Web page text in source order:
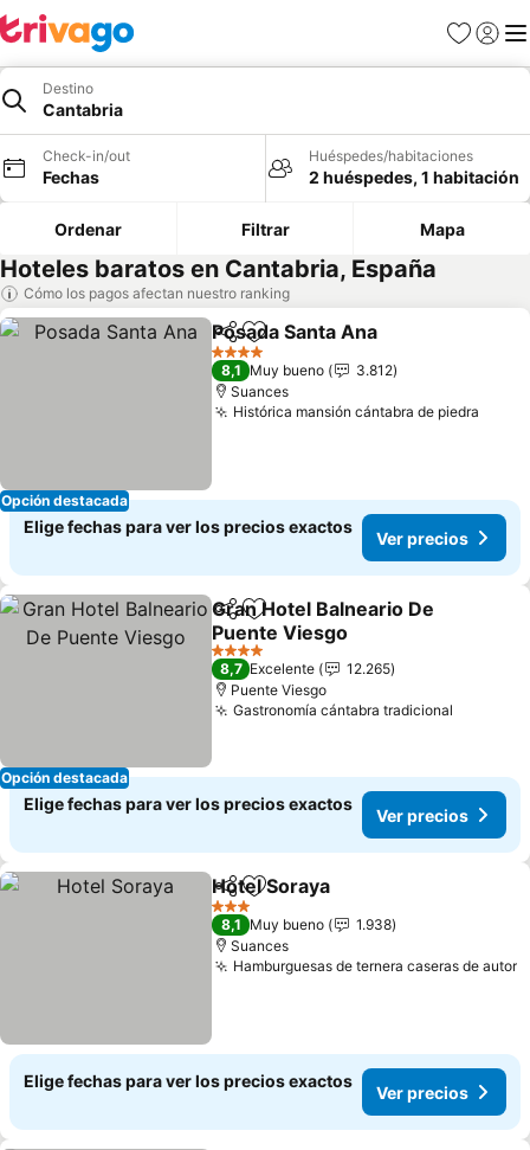
Favoritos
Iniciar
Destino
Cantabria
Check-in/out
Fechas
Huéspedes/habitaciones
2 huéspedes, 1 habitación
Ordenar Filtrar Mapa
Hoteles baratos en Cantabria, España
Cómo los pagos afectan nuestro ranking
Opción destacada
CompartirAgregar a favoritos
Posada Santa Ana
4 Estrellas
8,1 Muy bueno
3.812
Suances
Histórica mansión cántabra de piedra
Elige fechas para ver los precios exactos
Ver precios
Opción destacada
CompartirAgregar a favoritos
Gran Hotel Balneario De
Puente Viesgo
4 Estrellas
8,7 Excelente
12.265
Puente Viesgo
Gastronomía cántabra tradicional
Elige fechas para ver los precios exactos
Ver precios
CompartirAgregar a favoritos
Hotel Soraya
3 Estrellas
8,1 Muy bueno
1.938
Suances
Hamburguesas de ternera caseras de autor
Elige fechas para ver los precios exactos
Ver precios